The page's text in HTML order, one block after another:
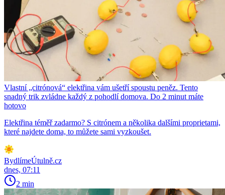
Vlastní „citrónová“ elektřina vám ušetří spoustu peněz. Tento
snadný trik zvládne každý z pohodlí domova. Do 2 minut máte
hotovo
Elektřina téměř zadarmo? S citrónem a několika dalšími proprietami,
které najdete doma, to můžete sami vyzkoušet.
BydlímeÚtulně.cz
dnes, 07:11
2 min